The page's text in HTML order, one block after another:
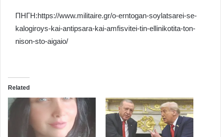
ΠΗΓΗ:https://www.militaire.gr/o-erntogan-soylatsarei-se-
kalogiroys-kai-antipsara-kai-amfisvitei-tin-ellinikotita-ton-
nison-sto-aigaio/
Related